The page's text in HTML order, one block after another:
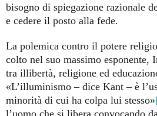
bisogno di spiegazione razionale
e cedere il posto alla fede.
La polemica contro il potere
colto nel suo massimo esponente,
tra illibertà, religione ed
«L’illuminismo – dice Kant – è
minorità di cui ha colpa lui stesso»
l’uomo che si libera convocando